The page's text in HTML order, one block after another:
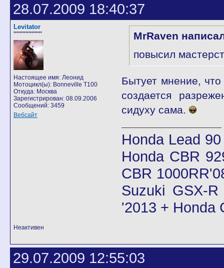
28.07.2009 18:40:37
Levitator
'''''''''''''''''''
Настоящее имя: Леонид
Мотоцикл(ы): Bonneville T100
Откуда: Москва
Зарегистрирован: 08.09.2006
Сообщений: 3459
Вебсайт
MrRaven
повысил
Бытует мнение, что
создается
сидуху сама.
Honda Lead
Honda CBR
CBR
Suzuki GSX-
'2013 + Honda
Неактивен
29.07.2009 12:55:03